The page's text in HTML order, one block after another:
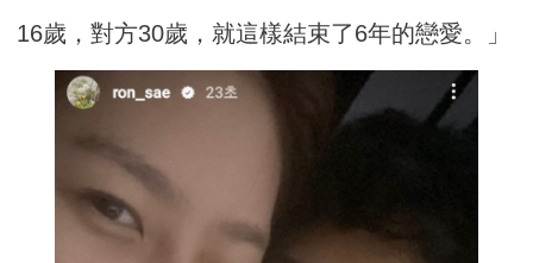
16歲，對方30歲，就這樣結束了6年的戀愛。」